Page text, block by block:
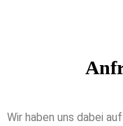
Wir haben uns dabei